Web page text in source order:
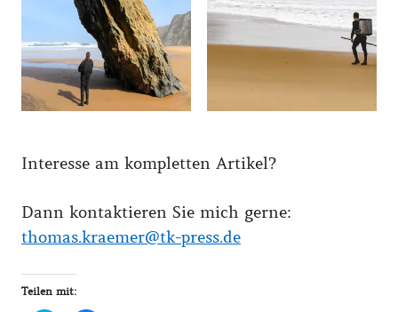
Interesse am kompletten Artikel?
Dann kontaktieren Sie mich gerne:
thomas.kraemer@tk-press.de
Teilen mit: